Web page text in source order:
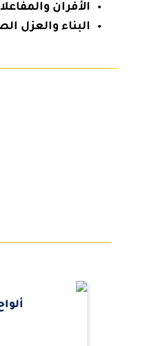
الأفران
البناء والعزل